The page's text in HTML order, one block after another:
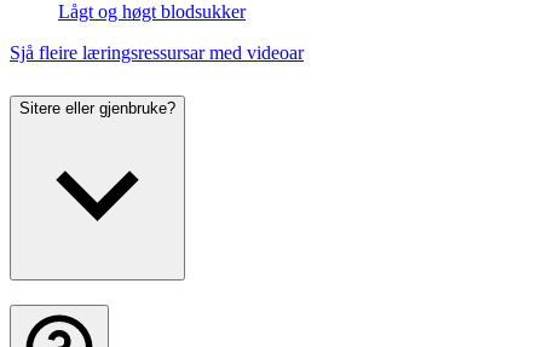
Lågt og høgt blodsukker
Sjå fleire læringsressursar med videoar
Sitere eller gjenbruke?